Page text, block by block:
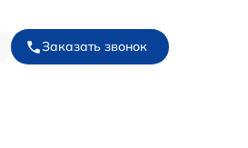
Заказать звонок